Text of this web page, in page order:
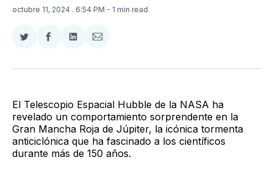
octubre 11, 2024 . 6:54 PM - 1 min read
Compartir
Twitter
Compartir
Facebook
Compartir
LinkedIn
Compartir
Email
El Telescopio Espacial Hubble de la NASA ha
revelado un comportamiento sorprendente en la
Gran Mancha Roja de Júpiter, la icónica tormenta
anticiclónica que ha fascinado a los científicos
durante más de 150 años.